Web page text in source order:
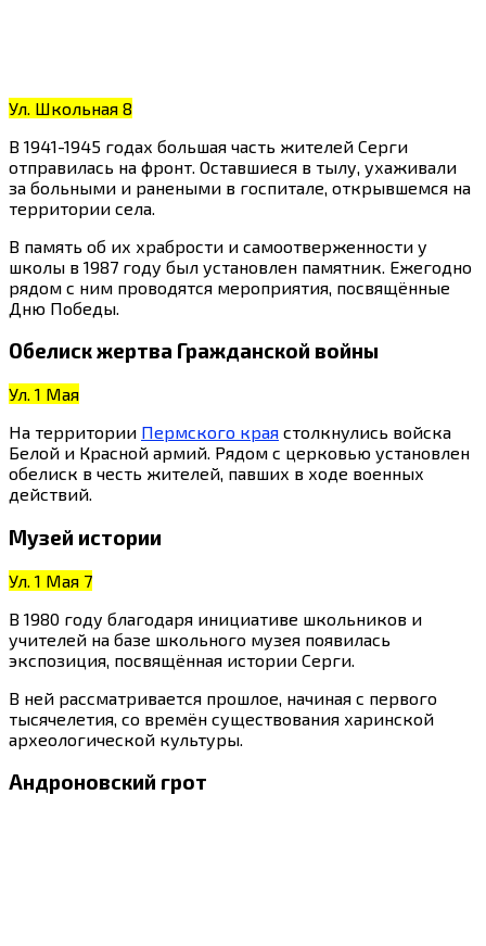
Ул. Школьная 8
В 1941-1945 годах большая часть жителей Серги
отправилась на фронт. Оставшиеся в тылу, ухаживали
за больными и ранеными в госпитале, открывшемся на
территории села.
В память об их храбрости и самоотверженности у
школы в 1987 году был установлен памятник. Ежегодно
рядом с ним проводятся мероприятия, посвящённые
Дню Победы.
Обелиск жертва Гражданской войны
Ул. 1 Мая
На территории Пермского края столкнулись войска
Белой и Красной армий. Рядом с церковью установлен
обелиск в честь жителей, павших в ходе военных
действий.
Музей истории
Ул. 1 Мая 7
В 1980 году благодаря инициативе школьников и
учителей на базе школьного музея появилась
экспозиция, посвящённая истории Серги.
В ней рассматривается прошлое, начиная с первого
тысячелетия, со времён существования харинской
археологической культуры.
Андроновский грот